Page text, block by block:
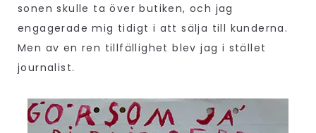
sonen skulle ta över butiken, och jag
engagerade mig tidigt i att sälja till kunderna.
Men av en ren tillfällighet blev jag i stället
journalist.